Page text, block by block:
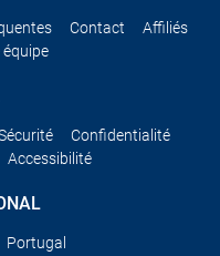
Contact
Affiliés
équipe
Confidentialité
Accessibilité
Portugal